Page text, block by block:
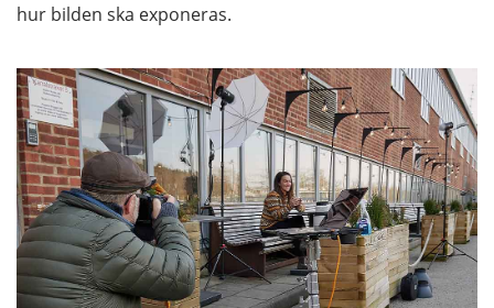
hur bilden ska exponeras.